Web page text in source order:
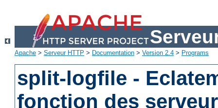
Apache > Serveur HTTP > Documentation > Version 2.4 > Programs
split-logfile -
fonction des